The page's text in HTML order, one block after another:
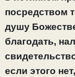
посредством
душу
благодать,
если этого